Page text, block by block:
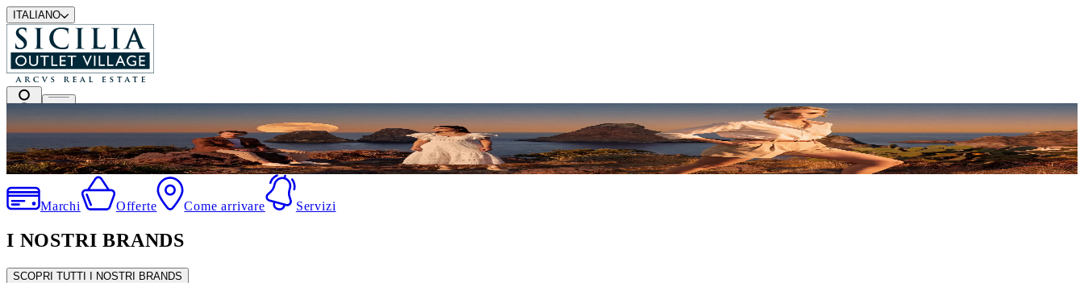
ITALIANO
I migliori marchi a prezzi outlet
Marchi Offerte Come arrivare Servizi
I NOSTRI BRANDS
SCOPRI TUTTI I NOSTRI BRANDS